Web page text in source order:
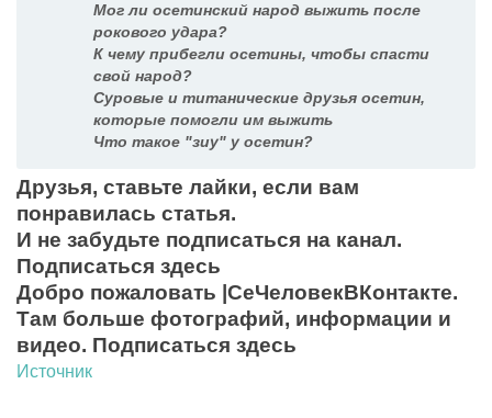
Мог ли осетинский народ выжить после
рокового удара?
К чему прибегли осетины, чтобы спасти
свой народ?
Суровые и титанические друзья осетин,
которые помогли им выжить
Что такое "зиу" у осетин?
Друзья, ставьте лайки, если вам
понравилась статья.
И не забудьте подписаться на канал.
Подписаться здесь
Добро пожаловать |СеЧеловекВКонтакте.
Там больше фотографий, информации и
видео. Подписаться здесь
Источник